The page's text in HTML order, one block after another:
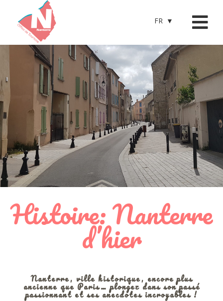
FR
Histoire: Nanterre
d’hier
Nanterre, ville historique, encore plus
ancienne que Paris… plongez dans son passé
passionnant et ses anecdotes incroyables !